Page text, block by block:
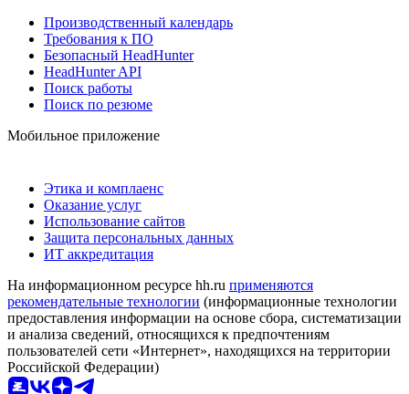
Производственный календарь
Требования к ПО
Безопасный HeadHunter
HeadHunter API
Поиск работы
Поиск по резюме
Мобильное приложение
Этика и комплаенс
Оказание услуг
Использование сайтов
Защита персональных данных
ИТ аккредитация
На информационном ресурсе hh.ru применяются
рекомендательные технологии (информационные технологии
предоставления информации на основе сбора, систематизации
и анализа сведений, относящихся к предпочтениям
пользователей сети «Интернет», находящихся на территории
Российской Федерации)